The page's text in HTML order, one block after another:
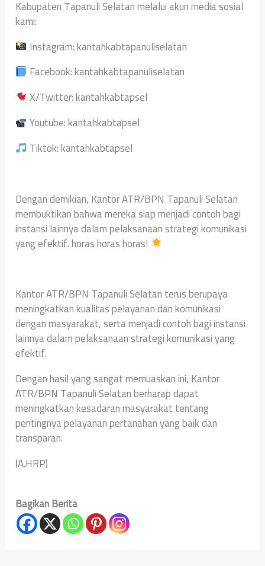
Kabupaten Tapanuli Selatan melalui akun media sosial
kami:
Instagram: kantahkabtapanuliselatan
Facebook: kantahkabtapanuliselatan
X/Twitter: kantahkabtapsel
Youtube: kantahkabtapsel
Tiktok: kantahkabtapsel
Dengan demikian, Kantor ATR/BPN Tapanuli Selatan
membuktikan bahwa mereka siap menjadi contoh bagi
instansi lainnya dalam pelaksanaan strategi komunikasi
yang efektif. horas horas horas!
Kantor ATR/BPN Tapanuli Selatan terus berupaya
meningkatkan kualitas pelayanan dan komunikasi
dengan masyarakat, serta menjadi contoh bagi instansi
lainnya dalam pelaksanaan strategi komunikasi yang
efektif.
Dengan hasil yang sangat memuaskan ini, Kantor
ATR/BPN Tapanuli Selatan berharap dapat
meningkatkan kesadaran masyarakat tentang
pentingnya pelayanan pertanahan yang baik dan
transparan.
(A.HRP)
Bagikan Berita